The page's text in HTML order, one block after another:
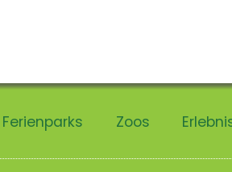
Ferienparks Zoos